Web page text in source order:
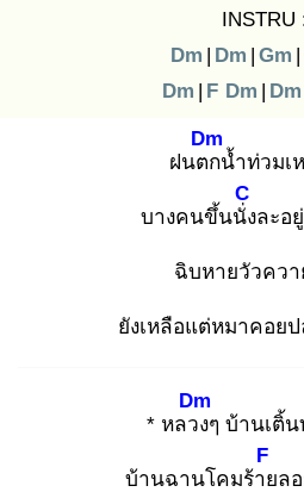
INSTRU
Dm | Dm | Gm |
Dm | F Dm | Dm
ฝนตก
Dm
น้ำท่วมเ
บางคนขึ้นนั่ง
C
ละอ
ฉิบหายวัวควา
ยังเหลือแต่หมาคอยป
* หลวง
Dm
ๆ บ้านเติ้
บ้านฉานโคมร้าย
F
ล